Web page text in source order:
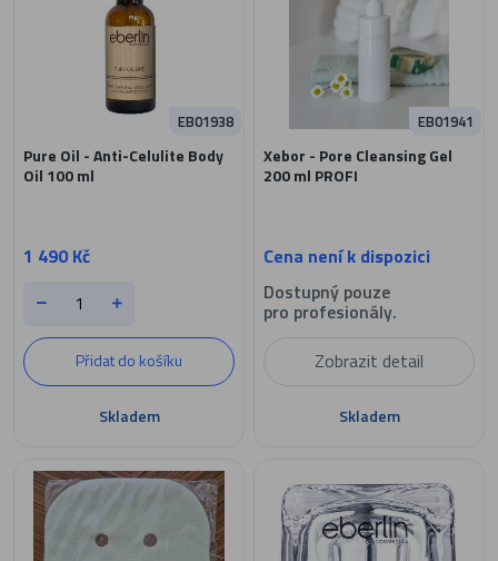
Pure Oil - Anti-Celulite Body
Oil 100 ml
1 490 Kč
EB01938
Přidat do košíku
Skladem
Xebor - Pore Cleansing Gel
200 ml PROFI
Cena není k dispozici
EB01941
Dostupný pouze
pro profesionály.
Zobrazit detail
Skladem